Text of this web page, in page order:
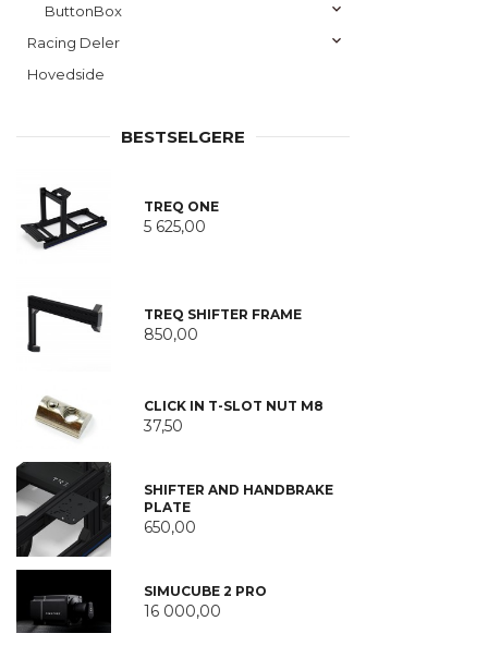
ButtonBox
Racing Deler
Hovedside
BESTSELGERE
TREQ ONE
5 625,00
TREQ SHIFTER FRAME
850,00
CLICK IN T-SLOT NUT M8
37,50
SHIFTER AND HANDBRAKE
PLATE
650,00
SIMUCUBE 2 PRO
16 000,00